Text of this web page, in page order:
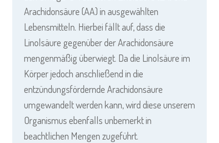
Arachidonsäure (AA) in ausgewählten
Lebensmitteln. Hierbei fällt auf, dass die
Linolsäure gegenüber der Arachidonsäure
mengenmäßig überwiegt. Da die Linolsäure im
Körper jedoch anschließend in die
entzündungsfördernde Arachidonsäure
umgewandelt werden kann, wird diese unserem
Organismus ebenfalls unbemerkt in
beachtlichen Mengen zugeführt.